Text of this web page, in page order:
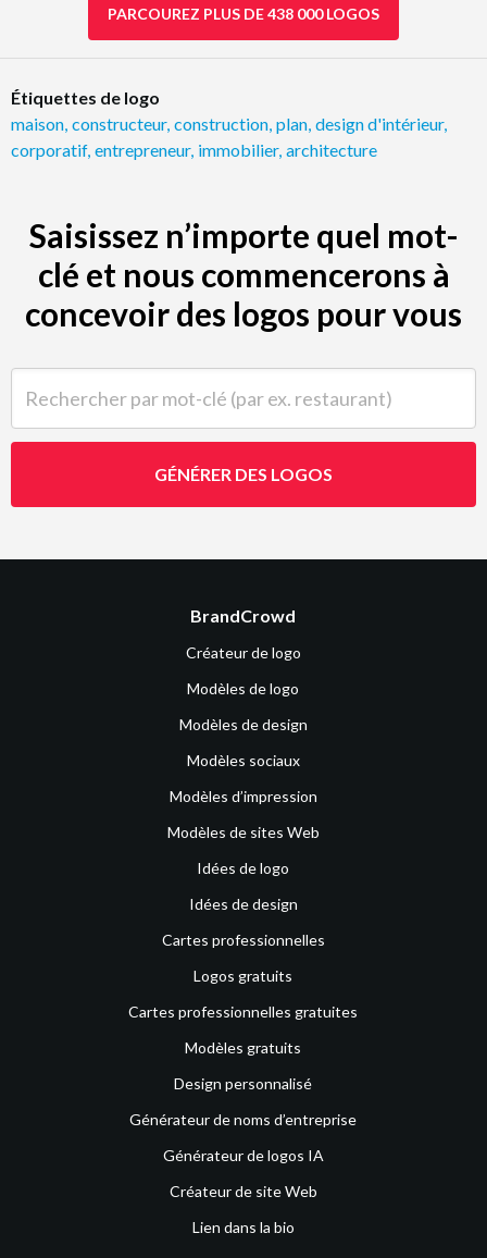
PARCOUREZ PLUS DE 438 000 LOGOS
Étiquettes de logo
maison constructeur, construction plan design d'intérieur,
corporatif, entrepreneur, immobilier, architecture
Saisissez n’importe quel mot-
clé et nous commencerons à
concevoir des logos pour vous
GÉNÉRER DES LOGOS
BrandCrowd
Créateur de logo
Modèles de logo
Modèles de design
Modèles sociaux
Modèles d’impression
Modèles de sites Web
Idées de logo
Idées de design
Cartes professionnelles
Logos gratuits
Cartes professionnelles gratuites
Modèles gratuits
Design personnalisé
Générateur de noms d’entreprise
Générateur de logos IA
Créateur de site Web
Lien dans la bio